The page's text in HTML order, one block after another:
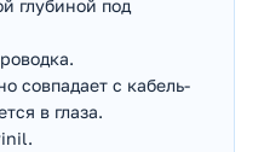
глубиной под
совпадает с кабель-
в глаза.